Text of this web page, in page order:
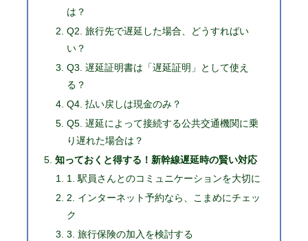
は？
Q2. 旅行先で遅延した場合、どうすればい
い？
Q3. 遅延証明書は「遅延証明」として使え
る？
Q4. 払い戻しは現金のみ？
Q5. 遅延によって接続する公共交通機関に乗
り遅れた場合は？
知っておくと得する！新幹線遅延時の賢い対応
1. 駅員さんとのコミュニケーションを大切に
2. インターネット予約なら、こまめにチェッ
ク
3. 旅行保険の加入を検討する